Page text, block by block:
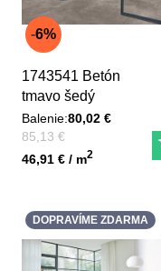
1743541 Betón
tmavo šedý
Balenie:80,02 €
Pred zľavou:
85,13 €
Unit price
46,91 € / m2
6%
DOPRAVÍME ZDARMA